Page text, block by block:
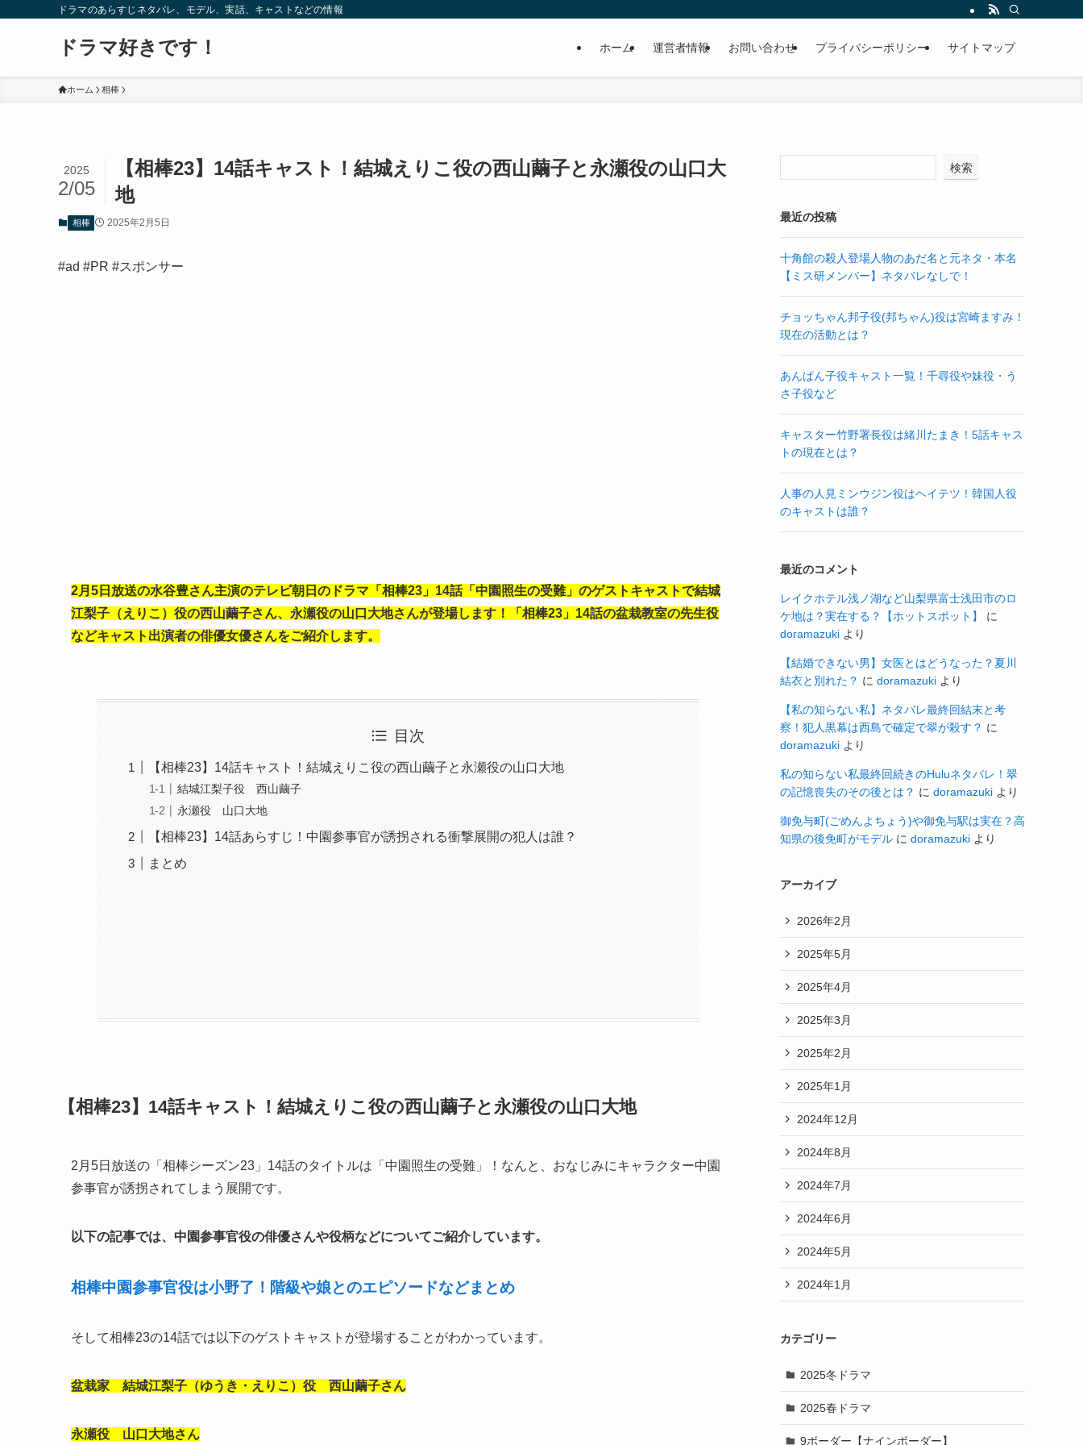
ドラマのあらすじネタバレ、モデル、実話、キャストなどの情報
ドラマ好きです！ ホーム 運営者情報 お問い合わせ プライバシーポリシー サイトマップ
ホーム 相棒
【相棒23】14話キャスト！結城えりこ役の西山繭子と永瀬役の山口大
地
2025
2/05
相棒 2025年2月5日
#ad #PR #スポンサー
2月5日放送の水谷豊さん主演のテレビ朝日のドラマ「相棒23」14話「中園照生の受難」のゲストキャストで結城
江梨子（えりこ）役の西山繭子さん、永瀬役の山口大地さんが登場します！「相棒23」14話の盆栽教室の先生役
などキャスト出演者の俳優女優さんをご紹介します。
目次
【相棒23】14話キャスト！結城えりこ役の西山繭子と永瀬役の山口大地
結城江梨子役 西山繭子
永瀬役 山口大地
【相棒23】14話あらすじ！中園参事官が誘拐される衝撃展開の犯人は誰？
まとめ
【相棒23】14話キャスト！結城えりこ役の西山繭子と永瀬役の山口大地
2月5日放送の「相棒シーズン23」14話のタイトルは「中園照生の受難」！なんと、おなじみにキャラクター中園
参事官が誘拐されてしまう展開です。
以下の記事では、中園参事官役の俳優さんや役柄などについてご紹介しています。
相棒中園参事官役は小野了！階級や娘とのエピソードなどまとめ
そして相棒23の14話では以下のゲストキャストが登場することがわかっています。
盆栽家 結城江梨子（ゆうき・えりこ）役 西山繭子さん
永瀬役 山口大地さん
検索
最近の投稿
十角館の殺人登場人物のあだ名と元ネタ・本名
【ミス研メンバー】ネタバレなしで！
チョッちゃん邦子役(邦ちゃん)役は宮崎ますみ！
現在の活動とは？
あんぱん子役キャスト一覧！千尋役や妹役・う
さ子役など
キャスター竹野署長役は緒川たまき！5話キャス
トの現在とは？
人事の人見ミンウジン役はヘイテツ！韓国人役
のキャストは誰？
最近のコメント
レイクホテル浅ノ湖など山梨県富士浅田市のロ
ケ地は？実在する？【ホットスポット】
に
doramazuki より
【結婚できない男】女医とはどうなった？夏川
結衣と別れた？ に doramazuki より
【私の知らない私】ネタバレ最終回結末と考
察！犯人黒幕は西島で確定で翠が殺す？ に
doramazuki より
私の知らない私最終回続きのHuluネタバレ！翠
の記憶喪失のその後とは？ に doramazuki より
御免与町(ごめんよちょう)や御免与駅は実在？高
知県の後免町がモデル に doramazuki より
アーカイブ
2026年2月
2025年5月
2025年4月
2025年3月
2025年2月
2025年1月
2024年12月
2024年8月
2024年7月
2024年6月
2024年5月
2024年1月
カテゴリー
2025冬ドラマ
2025春ドラマ
9ボーダー【ナインボーダー】